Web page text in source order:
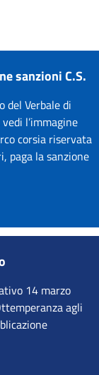
sanzioni C.S.
del Verbale di
l’immagine
corsia riservata
paga la sanzione
14 marzo
agli